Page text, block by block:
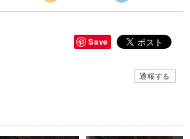
Save
通報する